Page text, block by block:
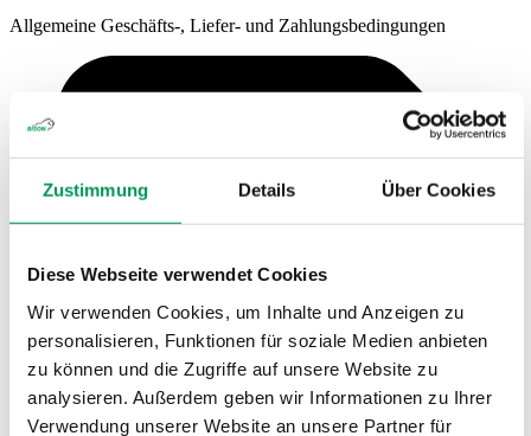
Zustimmung Details Über Cookies
Diese Webseite verwendet Cookies
Wir verwenden Cookies, um Inhalte und Anzeigen zu
personalisieren, Funktionen für soziale Medien anbieten
zu können und die Zugriffe auf unsere Website zu
analysieren. Außerdem geben wir Informationen zu Ihrer
Verwendung unserer Website an unsere Partner für
Allgemeine Geschäfts-, Liefer- und Zahlungsbedingungen